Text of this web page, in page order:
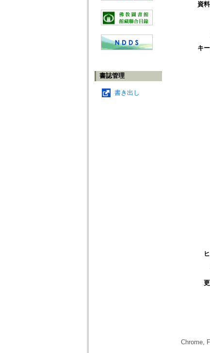
書誌管理
書き出し
資
キ
Chrome,